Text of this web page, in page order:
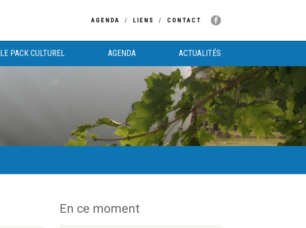
AGENDA LIENS CONTACT
LE PACK CULTUREL AGENDA ACTUALITÉS
En ce moment